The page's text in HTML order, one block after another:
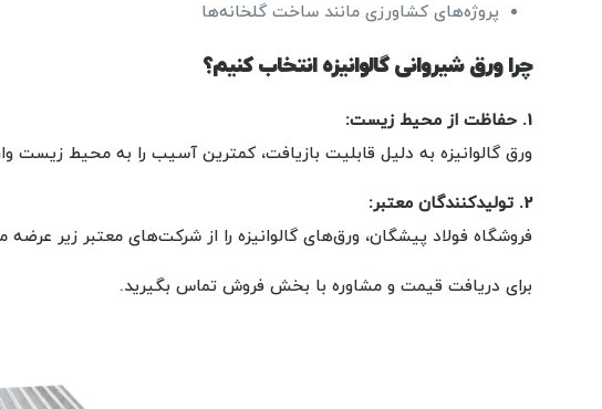
پروژه‌های کشاورزی مانند ساخت گلخانه‌ها
چرا ورق شیروانی گالوانیزه انتخاب کنیم؟
1. حفاظت از محیط زیست:
ورق گالوانیزه به دلیل قابلیت بازیافت، کمترین آسیب را به محیط زیست
2. تولیدکنندگان معتبر:
فروشگاه فولاد پیشگان، ورق‌های گالوانیزه را از شرکت‌های معتبر زیر عرضه
برای دریافت قیمت و مشاوره با بخش فروش تماس بگیرید.